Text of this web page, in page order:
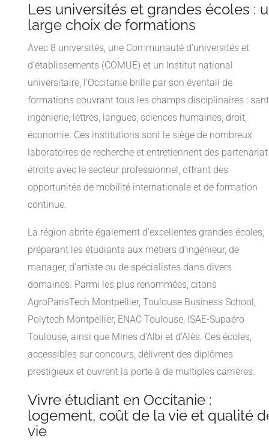
Les universités et grandes écoles :
large choix de formations
Avec 8 universités, une Communauté d’universités et
d’établissements (COMUE) et un Institut national
universitaire, l’Occitanie brille par son éventail de
formations couvrant tous les champs disciplinaires :
ingénierie, lettres, langues, sciences humaines, droit,
économie. Ces institutions sont le siège de nombreux
laboratoires de recherche et entretiennent des
étroits avec le secteur professionnel, offrant des
opportunités de mobilité internationale et de formation
continue.
La région abrite également d’excellentes grandes écoles,
préparant les étudiants aux métiers d’ingénieur, de
manager, d’artiste ou de spécialistes dans divers
domaines. Parmi les plus renommées, citons
AgroParisTech Montpellier, Toulouse Business School,
Polytech Montpellier, ENAC Toulouse, ISAE-Supaéro
Toulouse, ainsi que Mines d’Albi et d’Alès. Ces écoles,
accessibles sur concours, délivrent des diplômes
prestigieux et ouvrent la porte à de multiples carrières.
Vivre étudiant en Occitanie :
logement, coût de la vie et qualité
vie